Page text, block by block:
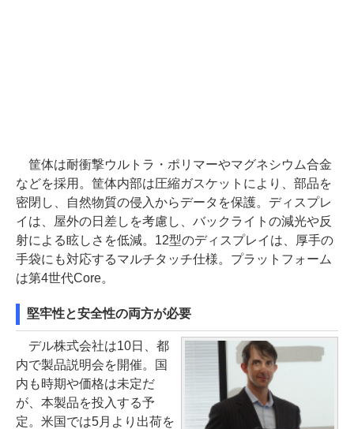
筐体は耐衝撃ウルトラ・ポリマーやマグネシウム合金
などを採用。筐体内部は圧縮ガスケットにより、部品を
密閉し、自然物質の侵入からデータを保護。ディスプレ
イは、屋外の日差しを考慮し、バックライトの減光や反
射による眩しさを低減。12型のディスプレイは、厚手の
手袋にも対応するマルチタッチ仕様。プラットフォーム
は第4世代Core。
堅牢性と安全性の両方が必要
デル株式会社は10日、都
内で製品説明会を開催。国
内も時期や価格は未定だ
が、本製品を投入する予
定。米国では5月より出荷を